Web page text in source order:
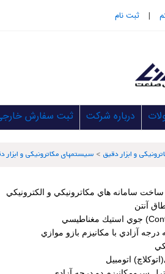
| ثبت نام
درباره شرکت ثبت سفارش
و ابزار دقیق > سیستمهای مکاترونیکی و ابزار
سامانه هاي مكاترونيكي و الكترونيكي
آنتن
آزادي با مكانيزم بازو موازي
اتومبيل